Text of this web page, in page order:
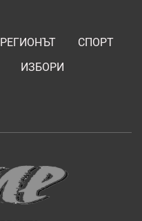
РЕГИОНЪТ
СПОРТ
ИЗБОРИ